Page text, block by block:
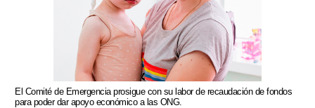
El Comité de Emergencia prosigue con su labor de recaudación de fondos
para poder dar apoyo económico a las ONG.